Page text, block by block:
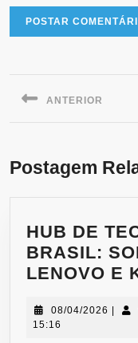
ANTERIOR
Postagem
HUB DE
BRASIL:
LENOVO E
08/04/2026
15:16